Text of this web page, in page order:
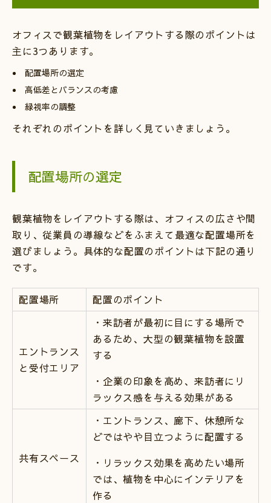
オフィスで観葉植物をレイアウトする際のポイントは
主に3つあります。
配置場所の選定
高低差とバランスの考慮
緑視率の調整
それぞれのポイントを詳しく見ていきましょう。
配置場所の選定
観葉植物をレイアウトする際は、オフィスの広さや間
取り、従業員の導線などをふまえて最適な配置場所を
選びましょう。具体的な配置のポイントは下記の通り
です。
配置場所 配置のポイント
エントランス
と受付エリア
・来訪者が最初に目にする場所で
あるため、大型の観葉植物を設置
する
・企業の印象を高め、来訪者にリ
ラックス感を与える効果がある
共有スペース
・エントランス、廊下、休憩所な
どではやや目立つように配置する
・リラックス効果を高めたい場所
では、植物を中心にインテリアを
作る